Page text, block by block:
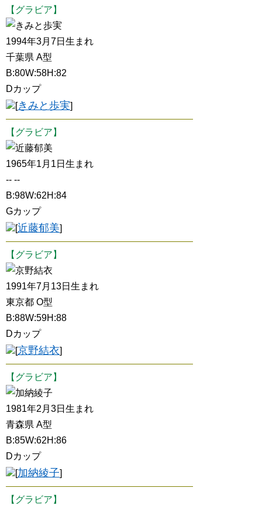
【グラビア】
きみと歩実
1994年3月7日生まれ
千葉県 A型
B:80W:58H:82
Dカップ
[きみと歩実]
【グラビア】
近藤郁美
1965年1月1日生まれ
-- --
B:98W:62H:84
Gカップ
[近藤郁美]
【グラビア】
京野結衣
1991年7月13日生まれ
東京都 O型
B:88W:59H:88
Dカップ
[京野結衣]
【グラビア】
加納綾子
1981年2月3日生まれ
青森県 A型
B:85W:62H:86
Dカップ
[加納綾子]
【グラビア】